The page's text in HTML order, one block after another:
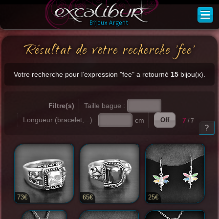
Résultat de votre recherche 'fee'
Votre recherche pour l'expression "fee" a retourné 15 bijou(x).
Filtre(s)
Taille bague :
Longueur (bracelet,...) :
cm Off 7 / 7
?
73€ 65€ 25€